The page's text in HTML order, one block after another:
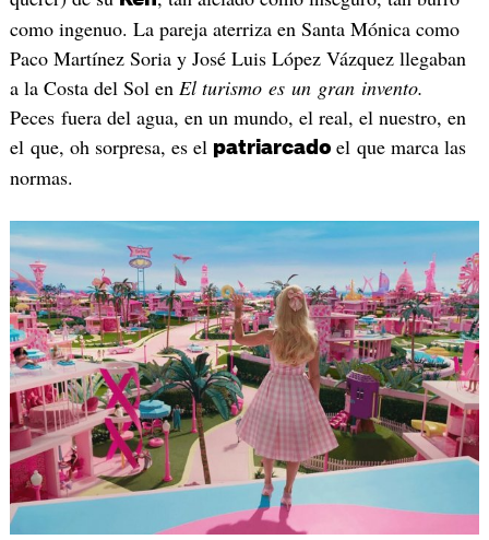
como ingenuo. La pareja aterriza en Santa Mónica como
Paco Martínez Soria y José Luis López Vázquez llegaban
a la Costa del Sol en El turismo es un gran invento.
Peces fuera del agua, en un mundo, el real, el nuestro, en
el que, oh sorpresa, es el patriarcado el que marca las
normas.